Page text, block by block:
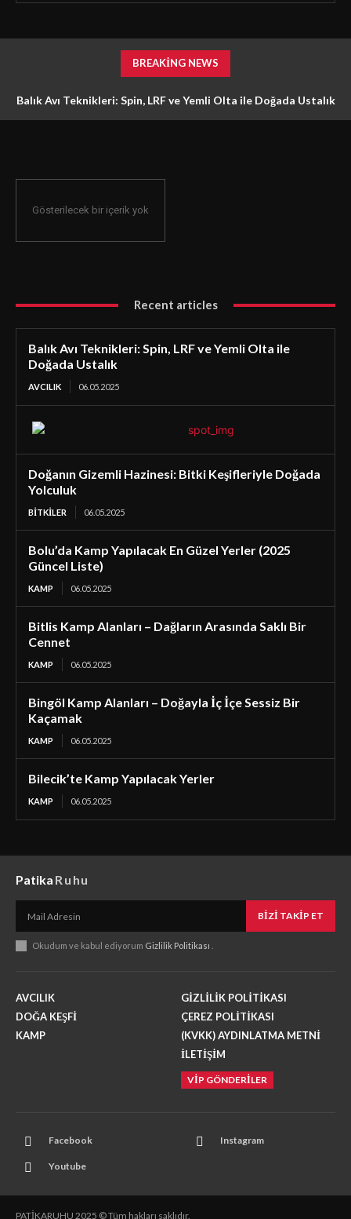
BREAKING NEWS
Balık Avı Teknikleri: Spin, LRF ve Yemli Olta ile Doğada Ustalık
Gösterilecek bir içerik yok
Recent articles
Balık Avı Teknikleri: Spin, LRF ve Yemli Olta ile
Doğada Ustalık
AVCILIK 06.05.2025
Doğanın Gizemli Hazinesi: Bitki Keşifleriyle Doğada
Yolculuk
BİTKİLER 06.05.2025
Bolu’da Kamp Yapılacak En Güzel Yerler (2025
Güncel Liste)
KAMP 06.05.2025
Bitlis Kamp Alanları – Dağların Arasında Saklı Bir
Cennet
KAMP 06.05.2025
Bingöl Kamp Alanları – Doğayla İç İçe Sessiz Bir
Kaçamak
KAMP 06.05.2025
Bilecik’te Kamp Yapılacak Yerler
KAMP 06.05.2025
Patika Ruhu
BIZI TAKIP ET
Okudum ve kabul ediyorum Gizlilik Politikası
AVCILIK
DOĞA KEŞFİ
KAMP
GİZLİLİK POLİTİKASI
ÇEREZ POLİTİKASI
(KVKK) AYDINLATMA METNİ
İLETİŞİM
VİP GÖNDERİLER
Facebook Instagram
Youtube
PATİKARUHU 2025 © Tüm hakları saklıdır.